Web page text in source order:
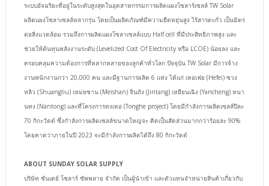
ระบบอัจฉริยะที่อยู่ในระดับสูงสุดในอุตสาหกรรมการผลิตแผงโซลาร์เซลล์ TW Solar
ผลิตแผงโซลาเซลล์หลากรุ่น โดยเป็นผลิตภัณฑ์มีความยืดหยุ่นสูง ไร้สารตะกั่ว เป็นมิตร
ต่อสิ่งแวดล้อม รวมถึงการผลิตแผงโซลาเซลล์แบบ Half cell ที่มีประสิทธิภาพสูง และ
ช่วยให้ต้นทุนพลังงานระดับ (Levelized Cost Of Electricity หรือ LCOE) น้อยลง และ
ครอบคลุมความต้องการที่หลากหลายของลูกค้าทั่วโลก ปัจจุบัน TW Solar มีการจ้าง
งานพนักงานกว่า 20,000 คน และมีฐานการผลิต 6 แห่ง ได้แก่ เหอเฟย (Hefei) ซวง
หลิว (Shuangliu) เหม่ยซาน (Meishan) จินถัง (Jintang) เหยียนเฉิง (Yancheng) หนา
นทง (Nantong) และที่โครงการทงเหอ (Tonghe project) โดยมีกำลังการผลิตเซลล์ปีละ
70 กิกะวัตต์ ซึ่งกำลังการผลิตเซลล์ขนาดใหญ่จะ คิดเป็นสัดส่วนมากกว่าร้อยละ 90%
โดยคาดว่าภายในปี 2023 จะมีกำลังการผลิตได้ถึง 80 กิกะวัตต์
ABOUT SUNDAY SOLAR SUPPLY
บริษัท ซันเดย์ โซลาร์ ซัพพลาย จำกัด เป็นผู้นำเข้า และตัวแทนจำหน่ายสินค้าเกี่ยวกับ